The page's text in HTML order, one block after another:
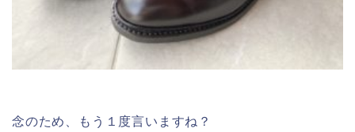
念のため、もう１度言いますね？